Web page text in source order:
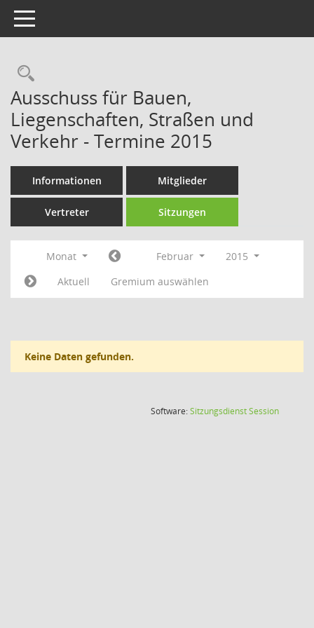
Toggle navigation
Rechercheauswahl
Ausschuss für Bauen,
Liegenschaften, Straßen und
Verkehr - Termine 2015
Informationen Mitglieder
Vertreter Sitzungen
Monat Februar
2015
Aktuell
Gremium auswählen
Keine Daten gefunden.
Software:SitzungsdienstSession(Wird in